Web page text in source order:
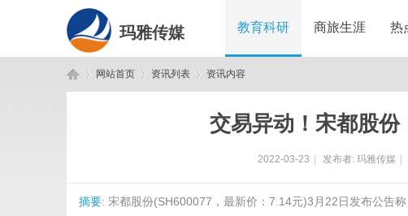
玛雅传媒 教育科研 商旅生涯 热
网站首页 资讯列表 资讯内容
交易异动！宋都股
2022-03-23 发布者: 玛雅传媒
摘要: 宋都股份(SH600077，最新价：7.14元)3月22日发布公告